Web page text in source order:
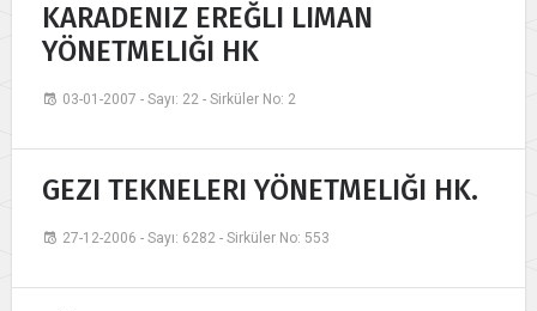
KARADENIZ EREĞLI LIMAN
YÖNETMELIĞI HK
03-01-2007 - Sayı: 22 - Sirküler No: 2
GEZI TEKNELERI YÖNETMELIĞI HK.
27-12-2006 - Sayı: 6282 - Sirküler No: 553